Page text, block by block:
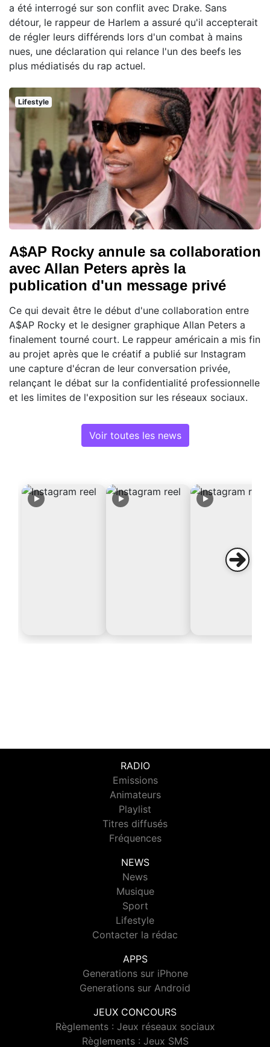
a été interrogé sur son conflit avec Drake. Sans
détour, le rappeur de Harlem a assuré qu'il accepterait
de régler leurs différends lors d'un combat à mains
nues, une déclaration qui relance l'un des beefs les
plus médiatisés du rap actuel.
Lifestyle
A$AP Rocky annule sa collaboration
avec Allan Peters après la
publication d'un message privé
Ce qui devait être le début d'une collaboration entre
A$AP Rocky et le designer graphique Allan Peters a
finalement tourné court. Le rappeur américain a mis fin
au projet après que le créatif a publié sur Instagram
une capture d'écran de leur conversation privée,
relançant le débat sur la confidentialité professionnelle
et les limites de l'exposition sur les réseaux sociaux.
Voir toutes les news
RADIO
Emissions
Animateurs
Playlist
Titres diffusés
Fréquences
NEWS
News
Musique
Sport
Lifestyle
Contacter la rédac
APPS
Generations sur iPhone
Generations sur Android
JEUX CONCOURS
Règlements : Jeux réseaux sociaux
Règlements : Jeux SMS